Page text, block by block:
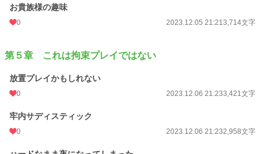
お貴族様の趣味
0 2023.12.05 21:213,714文字
第５章 これは拘束プレイではない
放置プレイかもしれない
0 2023.12.06 21:233,421文字
牢内サディスティック
0 2023.12.06 21:232,958文字